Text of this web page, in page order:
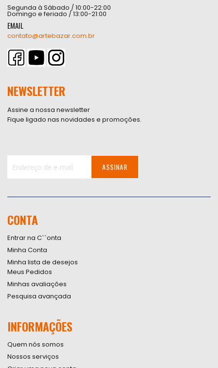
Segunda à Sábado / 10:00-22:00
Domingo e feriado / 13:00-21:00
EMAIL
contato@artebazar.com.br
NEWSLETTER
Assine a nossa newsletter
Fique ligado nas novidades e promoções.
Newsletter:
ASSINAR
CONTA
Entrar na C``onta
Minha Conta
Minha lista de desejos
Meus Pedidos
Minhas avaliações
Pesquisa avançada
INFORMAÇÕES
Quem nós somos
Nossos serviços